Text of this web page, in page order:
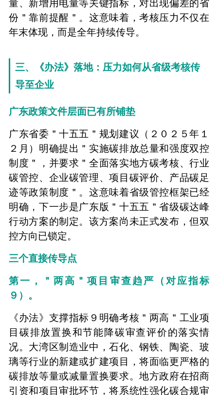
量、新增用电量等关键指标，对出现偏差的省
份＂靠前提醒＂。这意味着，考核压力不仅在
年末体现，而是全年持续传导。
三、《办法》落地：压力如何从省级考核传
导至企业
广东政策文件层面已有所铺垫
广东省委＂十五五＂规划建议（２０２５年１
２月）明确提出＂实施碳排放总量和强度双控
制度＂，并要求＂全面落实地方碳考核、行业
碳管控、企业碳管理、项目碳评价、产品碳足
迹等政策制度＂。这意味着省级管控框架已经
明确，下一步是广东版＂十五五＂省级碳达峰
行动方案的制定。该方案尚未正式发布，但双
控方向已锁定。
三个直接传导点
第一，＂两高＂项目审查趋严（对应指标
９）。
《办法》支撑指标９明确考核＂两高＂工业项
目碳排放置换和节能降碳审查评价的落实情
况。大湾区制造业中，石化、钢铁、陶瓷、玻
璃等行业的新建或扩建项目，将面临更严格的
碳排放等量或减量置换要求。地方政府在招商
引资和项目审批环节，将系统性强化碳合规审